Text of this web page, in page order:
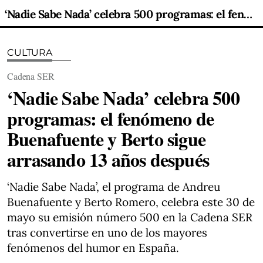
‘Nadie Sabe Nada’ celebra 500 programas: el fenómeno de Buenafuente y Berto sigue arrasando 13 años después
CULTURA
Cadena SER
‘Nadie Sabe Nada’ celebra 500
programas: el fenómeno de
Buenafuente y Berto sigue
arrasando 13 años después
‘Nadie Sabe Nada’, el programa de Andreu
Buenafuente y Berto Romero, celebra este 30 de
mayo su emisión número 500 en la Cadena SER
tras convertirse en uno de los mayores
fenómenos del humor en España.